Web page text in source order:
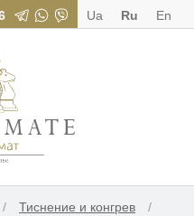
Ua Ru En
/ Тиснение и конгрев
/